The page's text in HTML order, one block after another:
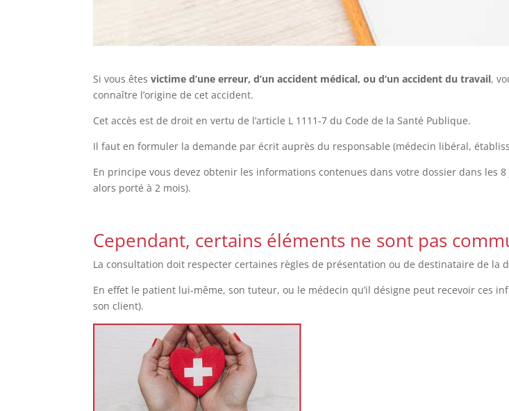
Si vous êtes victime d’une erreur, d’un accident médical, ou d’un accident du travail,
connaître l’origine de cet accident.
Cet accès est de droit en vertu de l’article L 1111-7 du Code de la Santé Publique.
Il faut en formuler la demande par écrit auprès du responsable (médecin libéral,
En principe vous devez obtenir les informations contenues dans votre dossier dans les
alors porté à 2 mois).
Cependant, certains éléments ne sont pas
La consultation doit respecter certaines règles de présentation ou de destinataire de la
En effet le patient lui-même, son tuteur, ou le médecin qu’il désigne peut recevoir ces
son client).